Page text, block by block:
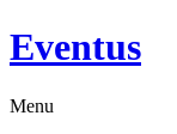
Eventus
Menu